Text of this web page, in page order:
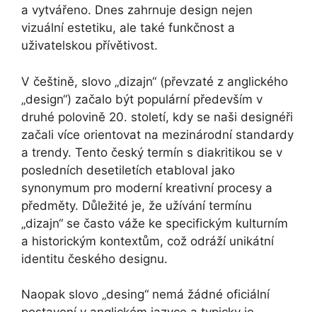
a vytvářeno. Dnes zahrnuje design nejen
vizuální estetiku, ale také funkčnost a
uživatelskou přívětivost.
V češtině, slovo „dizajn“ (převzaté z anglického
„design“) začalo být populární především v
druhé polovině 20. století, kdy se naši designéři
začali více orientovat na mezinárodní standardy
a trendy. Tento český termín s diakritikou se v
posledních desetiletích etabloval jako
synonymum pro moderní kreativní procesy a
předměty. Důležité je, že užívání termínu
„dizajn“ se často váže ke specifickým kulturním
a historickým kontextům, což odráží unikátní
identitu českého designu.
Naopak slovo „desing“ nemá žádné oficiální